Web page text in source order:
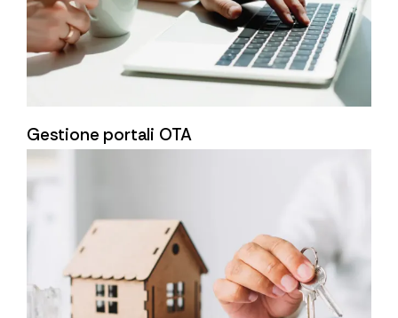
Gestione portali OTA